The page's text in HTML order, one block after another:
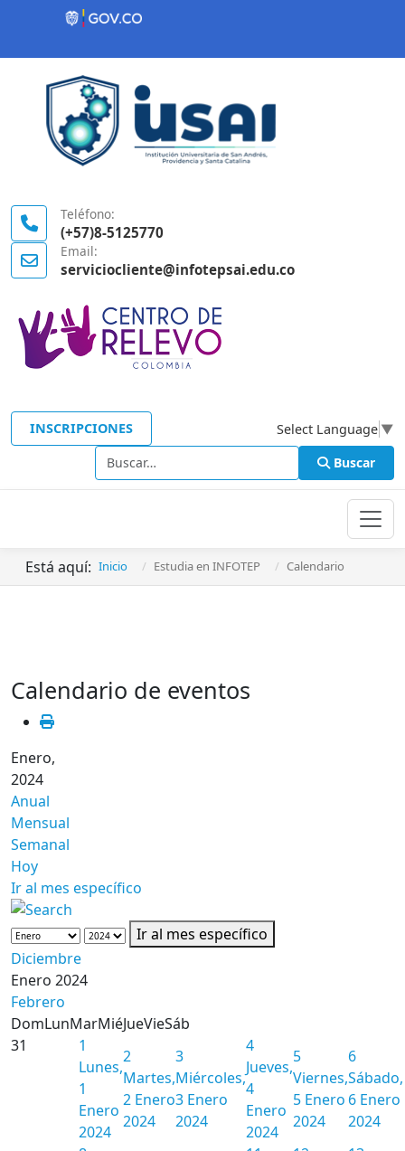
Contenido inicial
Teléfono:
(+57)8-5125770
Email:
serviciocliente@infotepsai.edu.co
INSCRIPCIONES Select Language ▼
Buscar Buscar
Está aquí: Inicio Estudia en INFOTEP Calendario
Calendario de eventos
Enero,
2024
Anual
Mensual
Semanal
Hoy
Ir al mes específico
Ir al mes específico
Diciembre
Enero 2024
Febrero
DomLunMarMiéJueVieSáb
31
1
Lunes,
1
Enero
2024
2
Martes,
2 Enero
2024
3
Miércoles,
3 Enero
2024
4
Jueves,
4
Enero
2024
5
Viernes,
5 Enero
2024
6
Sábado,
6 Enero
2024